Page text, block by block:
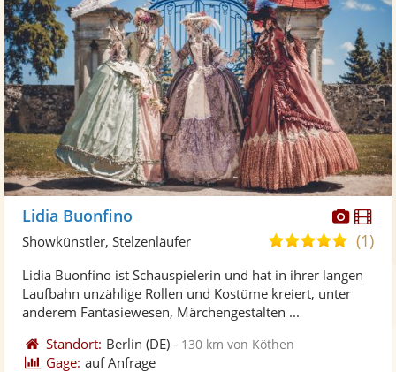
Fotos
Lidia Buonfino
5,0
5
(1)
Showkünstler, Stelzenläufer
Lidia Buonfino ist Schauspielerin und hat in ihrer langen
Laufbahn unzählige Rollen und Kostüme kreiert, unter
anderem Fantasiewesen, Märchengestalten ...
Standort: Berlin (DE) - 130 km von Köthen
Gage: auf Anfrage